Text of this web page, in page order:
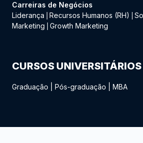
Carreiras de Negócios
Liderança
Recursos Humanos (RH)
Marketing
Growth Marketing
CURSOS
Graduação Pós-graduação MBA